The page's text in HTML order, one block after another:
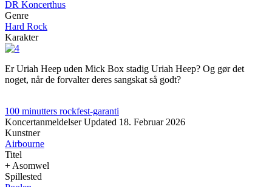
DR Koncerthus
Genre
Hard Rock
Karakter
Er Uriah Heep uden Mick Box stadig Uriah Heep? Og gør det
noget, når de forvalter deres sangskat så godt?
100 minutters rockfest-garanti
Koncertanmeldelser Updated 18. Februar 2026
Kunstner
Airbourne
Titel
+ Asomwel
Spillested